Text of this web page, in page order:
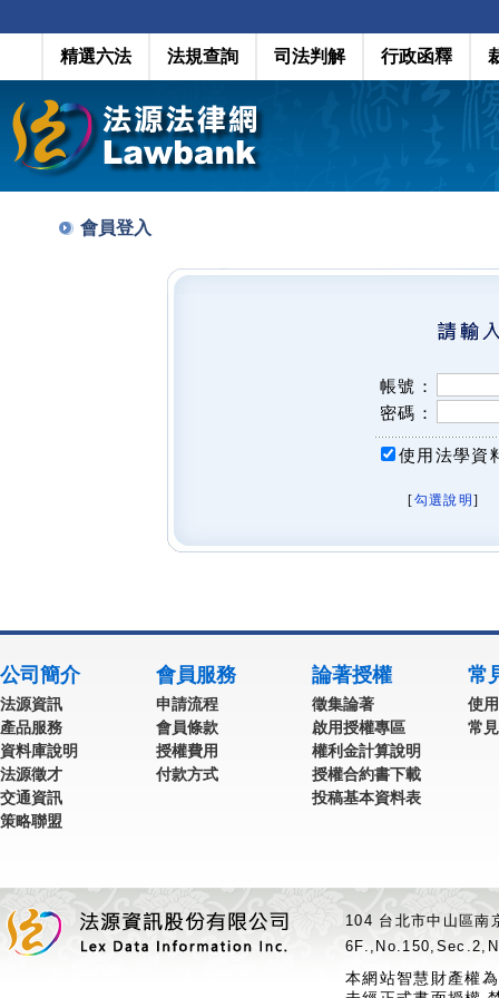
精選六法 法規查詢 司法判解 行政函釋
會員登入
帳號：
密碼：
使用法學資
[勾選說明 ]
公司簡介
法源資訊
產品服務
資料庫說明
法源徵才
交通資訊
策略聯盟
會員服務
申請流程
會員條款
授權費用
付款方式
論著授權
徵集論著
啟用授權專區
權利金計算說明
授權合約書下載
投稿基本資料表
常
使
常
104 台北市中山區
本網站智慧財產權